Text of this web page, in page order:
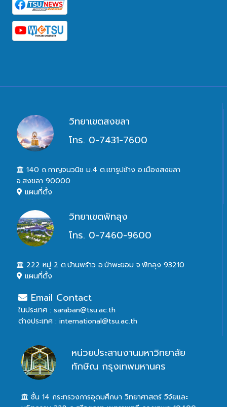
วิทยาเขตสงขลา
โทร. 0-7431-7600
140 ถ.กาญจนวนิช ม.4 ต.เขารูปช้าง อ.เมืองสงขลา
จ.สงขลา 90000
แผนที่ตั้ง
วิทยาเขตพัทลุง
โทร. 0-7460-9600
222 หมู่ 2 ต.บ้านพร้าว อ.ป่าพะยอม จ.พัทลุง 93210
แผนที่ตั้ง
Email Contact
ในประเทศ : saraban@tsu.ac.th
ต่างประเทศ : international@tsu.ac.th
หน่วยประสานงานมหาวิทยาลัย
ทักษิณ กรุงเทพมหานคร
ชั้น 14 กระทรวงการอุดมศึกษา วิทยาศาสตร์ วิจัยและ